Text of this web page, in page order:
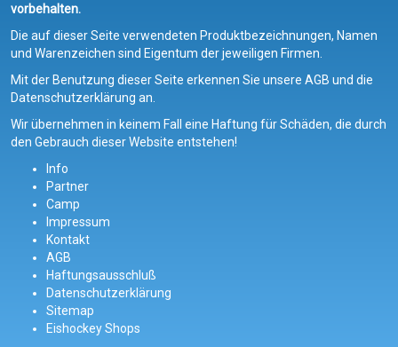
vorbehalten.
Die auf dieser Seite verwendeten Produktbezeichnungen, Namen
und Warenzeichen sind Eigentum der jeweiligen Firmen.
Mit der Benutzung dieser Seite erkennen Sie unsere AGB und die
Datenschutzerklärung an.
Wir übernehmen in keinem Fall eine Haftung für Schäden, die durch
den Gebrauch dieser Website entstehen!
Info
Partner
Camp
Impressum
Kontakt
AGB
Haftungsausschluß
Datenschutzerklärung
Sitemap
Eishockey Shops